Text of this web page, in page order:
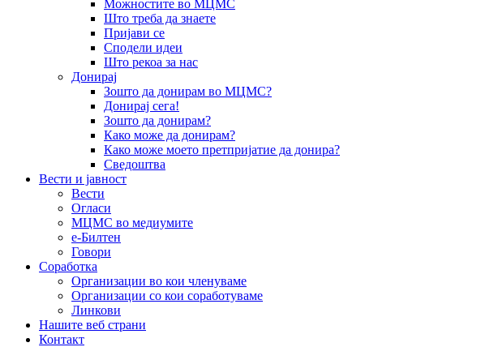
Можностите во МЦМС
Што треба да знаете
Пријави се
Сподели идеи
Што рекоа за нас
Донирај
Зошто да донирам во МЦМС?
Донирај сега!
Зошто да донирам?
Како може да донирам?
Како може моето претпријатие да донира?
Сведоштва
Вести и јавност
Вести
Огласи
МЦМС во медиумите
е-Билтен
Говори
Соработка
Организации во кои членуваме
Организации со кои соработуваме
Линкови
Нашите веб страни
Контакт